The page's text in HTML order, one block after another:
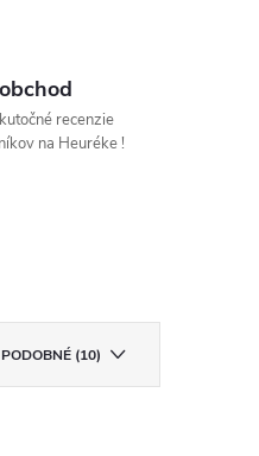
recenzie
na Heuréke !
PODOBNÉ (10)